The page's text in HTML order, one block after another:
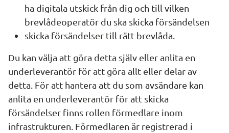
ha digitala utskick från dig och till vilken
brevlådeoperatör du ska skicka försändelsen
skicka försändelser till rätt brevlåda.
Du kan välja att göra detta själv eller anlita en
underleverantör för att göra allt eller delar av
detta. För att hantera att du som avsändare kan
anlita en underleverantör för att skicka
försändelser finns rollen förmedlare inom
infrastrukturen. Förmedlaren är registrerad i